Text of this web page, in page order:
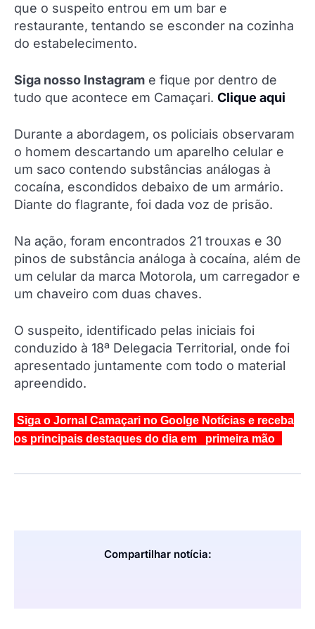
que o suspeito entrou em um bar e
restaurante, tentando se esconder na cozinha
do estabelecimento.
Siga nosso Instagram e fique por dentro de
tudo que acontece em Camaçari. Clique aqui
Durante a abordagem, os policiais observaram
o homem descartando um aparelho celular e
um saco contendo substâncias análogas à
cocaína, escondidos debaixo de um armário.
Diante do flagrante, foi dada voz de prisão.
Na ação, foram encontrados 21 trouxas e 30
pinos de substância análoga à cocaína, além de
um celular da marca Motorola, um carregador e
um chaveiro com duas chaves.
O suspeito, identificado pelas iniciais foi
conduzido à 18ª Delegacia Territorial, onde foi
apresentado juntamente com todo o material
apreendido.
Siga o Jornal Camaçari no Goolge Notícias e receba
os principais destaques do dia em primeira mão
Compartilhar notícia: